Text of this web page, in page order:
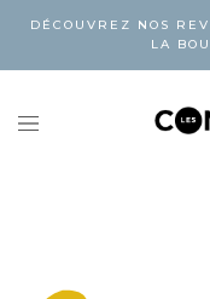
DÉCOUVREZ NOS
LA